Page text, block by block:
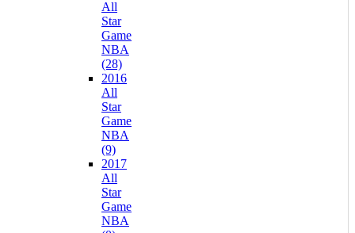
All
Star
Game
NBA
(28)
2016
All
Star
Game
NBA
(9)
2017
All
Star
Game
NBA